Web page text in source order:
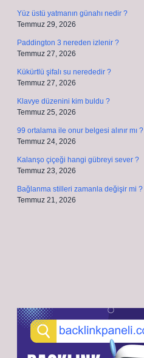
Yüz üstü yatmanın günahı nedir ?
Temmuz 29, 2026
Paddington 3 nereden izlenir ?
Temmuz 27, 2026
Kükürtlü şifalı su nerededir ?
Temmuz 27, 2026
Klavye düzenini kim buldu ?
Temmuz 25, 2026
99 ortalama ile onur belgesi alınır mı ?
Temmuz 24, 2026
Kalanşo çiçeği hangi gübreyi sever ?
Temmuz 23, 2026
Bağlanma stilleri zamanla değişir mi ?
Temmuz 21, 2026